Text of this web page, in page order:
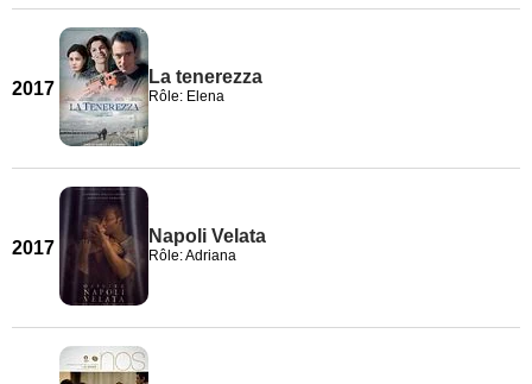
2017
La tenerezza
Rôle: Elena
2017
Napoli Velata
Rôle: Adriana